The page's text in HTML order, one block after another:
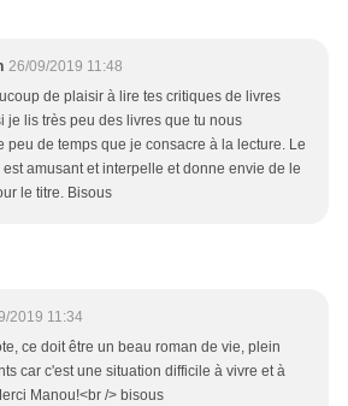
26/09/2019 11:48
de plaisir à lire tes critiques de livres
je lis très peu des livres que tu nous
peu de temps que je consacre à la lecture. Le
amusant et interpelle et donne envie de le
le titre. Bisous
2019 11:34
ce doit être un beau roman de vie, plein
car c'est une situation difficile à vivre et à
Manou!<br /> bisous